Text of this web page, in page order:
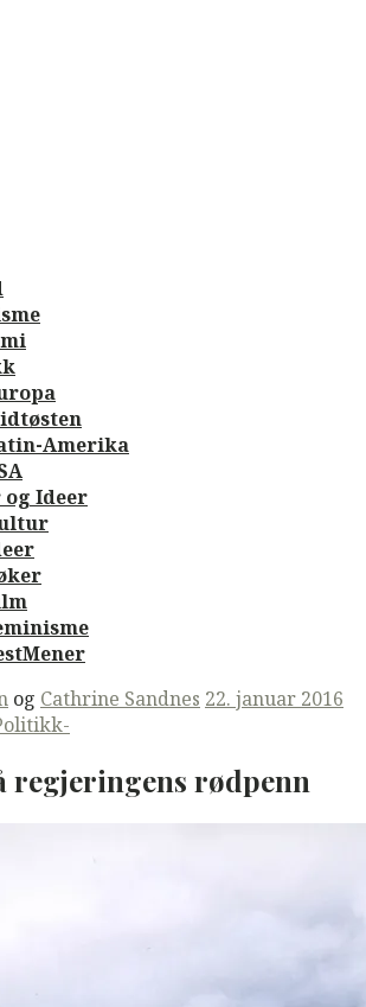
Amerika
Ideer
og Cathrine Sandnes 22. januar 2016
regjeringens rødpenn